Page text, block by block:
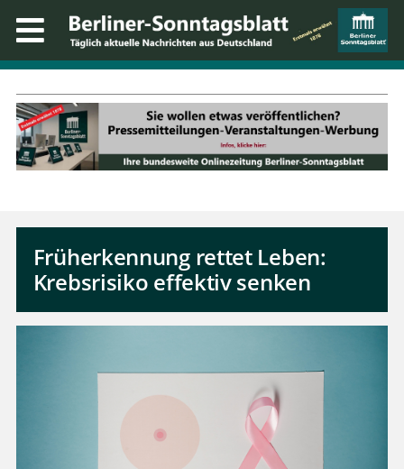
Früherkennung rettet Leben:
Krebsrisiko effektiv senken